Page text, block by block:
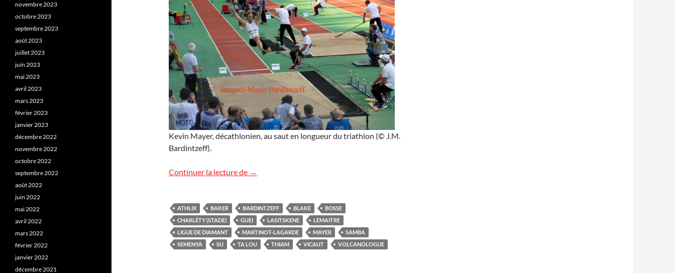
Kevin Mayer, décathlonien, au saut en longueur du triathlon (© J.M.
Bardintzeff).
Continuer la lecture de Athlétisme au stade Charléty
→
ATHLIX BAKER BARDINTZEFF BLAKE
BOSSE
CHARLÉTY (STADE)
GUEI LASITSKENE
LEMAITRE
LIGUE DE DIAMANT
MARTINOT-LAGARDE MAYER
SAMBA
SEMENYA
SU TA LOU THIAM VICAUT VOLCANOLOGUE
novembre 2023
octobre 2023
septembre 2023
août 2023
juillet 2023
juin 2023
mai 2023
avril 2023
mars 2023
février 2023
janvier 2023
décembre 2022
novembre 2022
octobre 2022
septembre 2022
août 2022
juin 2022
mai 2022
avril 2022
mars 2022
février 2022
janvier 2022
décembre 2021